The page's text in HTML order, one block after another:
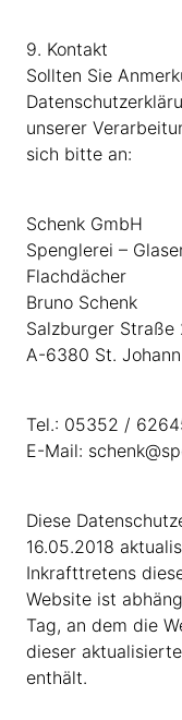
9. Kontakt
Sollten Sie
unserer
sich bitte an:
Schenk GmbH
Spenglerei –
Flachdächer
Bruno Schenk
Salzburger Straße
A-6380 St.
Tel.: 05352 /
E-Mail:
Diese
16.05.2018
Inkrafttretens
Website ist
Tag, an dem die
dieser
enthält.